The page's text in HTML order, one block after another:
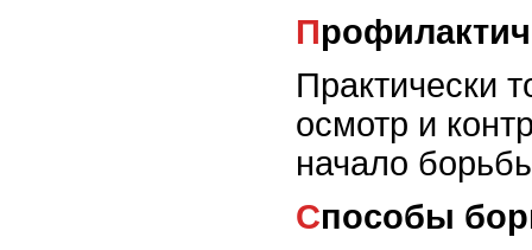
Практически
осмотр и
начало
Способы